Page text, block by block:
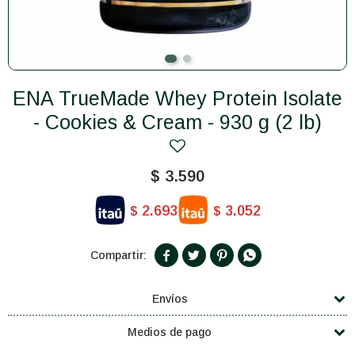
ENA TrueMade Whey Protein Isolate
- Cookies & Cream - 930 g (2 lb)
$ 3.590
$ 2.693 $ 3.052
   
Envíos
Medios de pago